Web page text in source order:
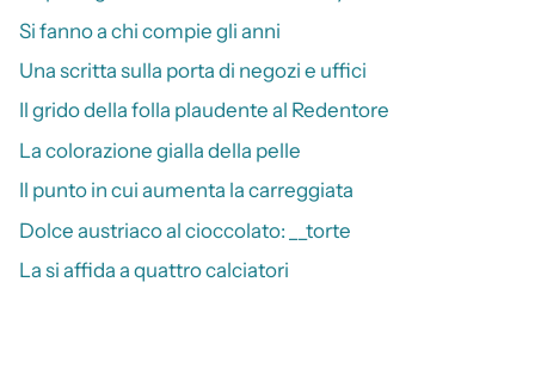
Si fanno a chi compie gli anni
Una scritta sulla porta di negozi e uffici
Il grido della folla plaudente al Redentore
La colorazione gialla della pelle
Il punto in cui aumenta la carreggiata
Dolce austriaco al cioccolato: __torte
La si affida a quattro calciatori